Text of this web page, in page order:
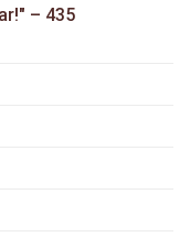
– 435